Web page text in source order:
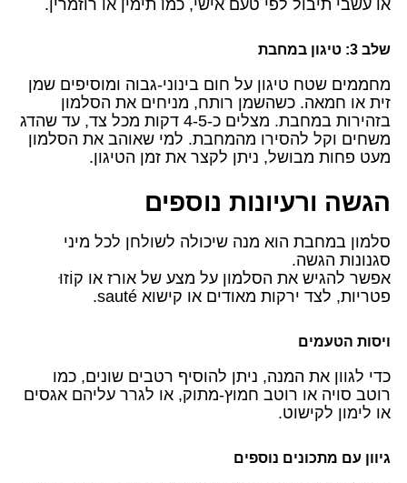
או עשבי תיבול לפי טעם אישי, כמו תימין או רוזמרין.
שלב 3: טיגון במחבת
מחממים שטח טיגון על חום בינוני-גבוה ומוסיפים שמן
זית או חמאה. כשהשמן רותח, מניחים את הסלמון
בזהירות במחבת. מצלים כ-4-5 דקות מכל צד, עד שהדג
משחים וקל להסירו מהמחבת. למי שאוהב את הסלמון
מעט פחות מבושל, ניתן לקצר את זמן הטיגון.
הגשה ורעיונות נוספים
סלמון במחבת הוא מנה שיכולה לשולחן לכל מיני
סגנונות הגשה.
אפשר להגיש את הסלמון על מצע של אורז או קוֹזוּ
פטריות, לצד ירקות מאודים או קישוא sauté.
ויסות הטעמים
כדי לגוון את המנה, ניתן להוסיף רטבים שונים, כמו
רוטב סויה או רוטב חמוץ-מתוק, או לגרר עליהם אגסים
או לימון לקישוט.
גיוון עם מתכונים נוספים